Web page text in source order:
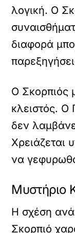
λογική. Ο
διαφορά
Ο Σκορπιός
κλειστός. Ο
δεν
Χρειάζεται
να
Μυστήριο
Η σχέση
Σκορπιό